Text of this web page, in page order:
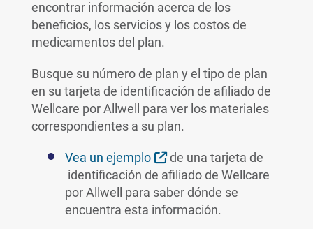
encontrar información acerca de los
beneficios, los servicios y los costos de
medicamentos del plan.
Busque su número de plan y el tipo de plan
en su tarjeta de identificación de afiliado de
Wellcare por Allwell para ver los materiales
correspondientes a su plan.
Vea un ejemplo External Link
de una tarjeta de
identificación de afiliado de Wellcare
por Allwell para saber dónde se
encuentra esta información.